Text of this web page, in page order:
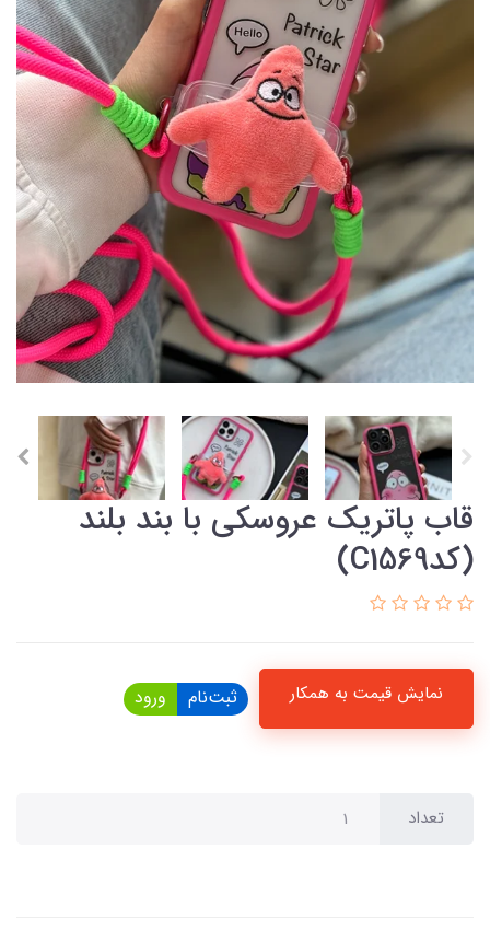
قاب پاتریک عروسکی با بند بلند
(کدC1569)
نمایش قیمت به همکار ثبت‌نام ورود
تعداد